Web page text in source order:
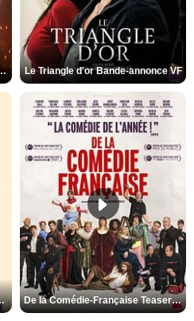
annonce VO STFR Le Triangle d'or Bande-annonce VF
annonce VF De la Comédie-Française Teaser VF